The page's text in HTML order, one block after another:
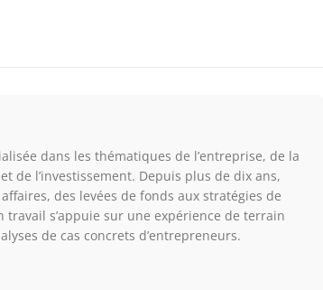
dans les thématiques de l’entreprise, de la
de l’investissement. Depuis plus de dix ans,
des levées de fonds aux stratégies de
travail s’appuie sur une expérience de terrain
de cas concrets d’entrepreneurs.